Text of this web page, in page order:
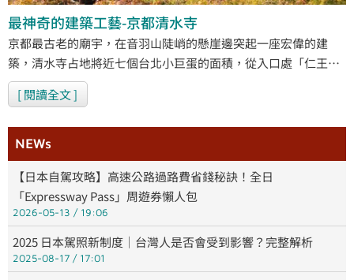
最神奇的建築工藝-京都清水寺
京都最古老的廟宇，在音羽山陡峭的懸崖邊突起一座宏偉的建
築，清水寺占地將近七個台北小巨蛋的面積，從入口處「仁王
門」徐步走入寺區，隨著石梯一步一步向上延伸，一路上的石
牆、每棵長得密集又翠綠的路樹、石佛群等，一幅幅美景如畫，
[ 閱讀全文 ]
NEWs
【日本自駕攻略】高速公路過路費省錢秘訣！全日
「Expressway Pass」周遊券懶人包
2026-05-13 19:06
2025 日本駕照新制度｜台灣人是否會受到影響？完整解析
2025-08-17 17:01